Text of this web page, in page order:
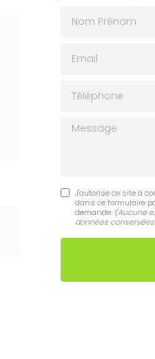
Message
J'autorise ce site à
dans ce formulaire
demande. (Aucune
données